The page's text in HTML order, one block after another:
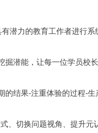
潜力的教育工作者进行系
潜能，让每一位学员校
结果-注重体验的过程-生
、切换问题视角、提升元